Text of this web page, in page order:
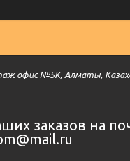
офис №5К, Алматы,
заказов на